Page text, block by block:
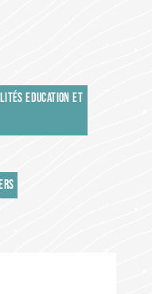
EDUCATION ET